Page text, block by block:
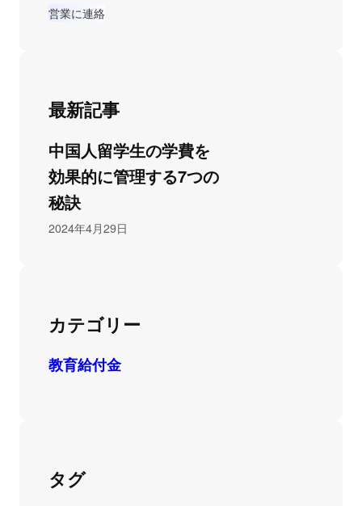
営業に連絡
最新記事
中国人留学生の学費を
効果的に管理する7つの
秘訣
2024年4月29日
カテゴリー
教育給付金
タグ